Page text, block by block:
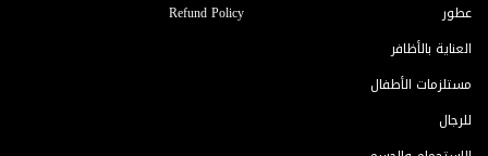
عطور
العناية بالأظافر
مستلزمات الأطفال
للرجال
Refund Policy